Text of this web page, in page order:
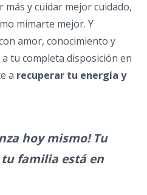
y cuidar mejor cuidado,
mimarte mejor. Y
amor, conocimiento y
tu completa disposición en
a recuperar tu energía y
hoy mismo! Tu
familia está en